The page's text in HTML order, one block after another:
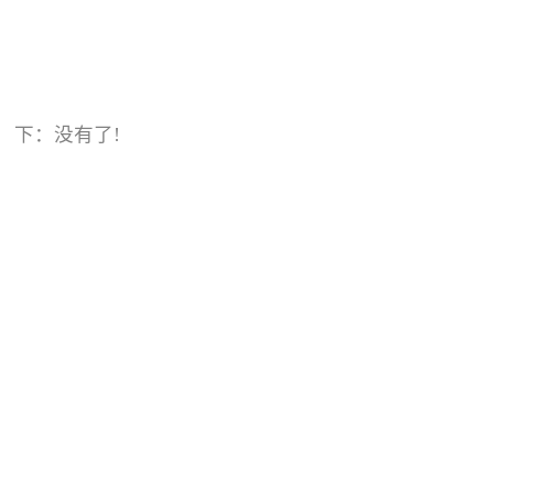
下：没有了!